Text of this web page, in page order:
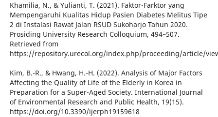
Khamilia, N., & Yulianti, T. (2021). Faktor-Farktor yang
Mempengaruhi Kualitas Hidup Pasien Diabetes Melitus Tipe
2 di Instalasi Rawat Jalan RSUD Sukoharjo Tahun 2020.
Prosiding University Research Colloquium, 494–507.
Retrieved from
https://repository.urecol.org/index.php/proceeding/article/
Kim, B.-R., & Hwang, H.-H. (2022). Analysis of Major Factors
Affecting the Quality of Life of the Elderly in Korea in
Preparation for a Super-Aged Society. International Journal
of Environmental Research and Public Health, 19(15).
https://doi.org/10.3390/ijerph19159618